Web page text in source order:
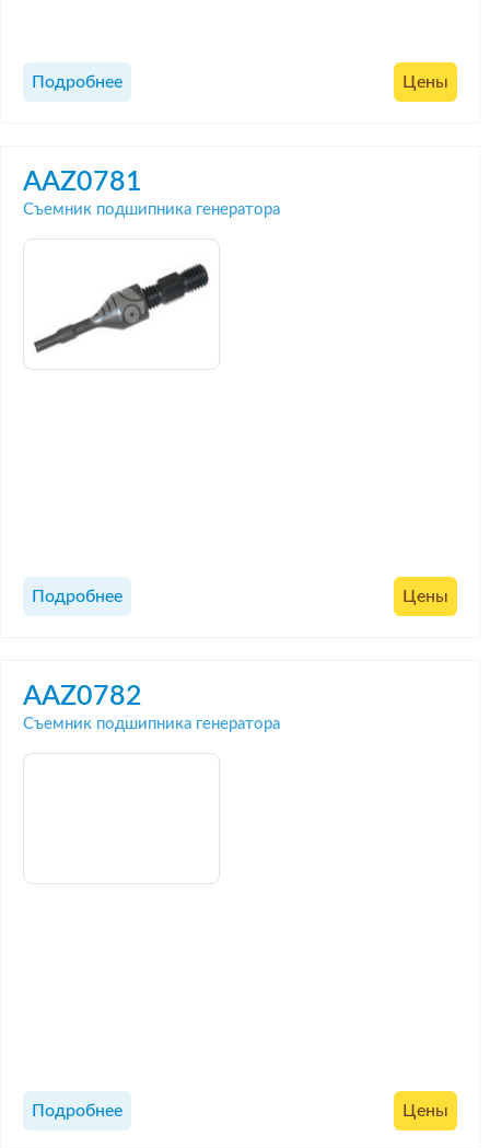
Подробнее Цены
AAZ0781
Съемник подшипника генератора
Подробнее Цены
AAZ0782
Съемник подшипника генератора
Подробнее Цены